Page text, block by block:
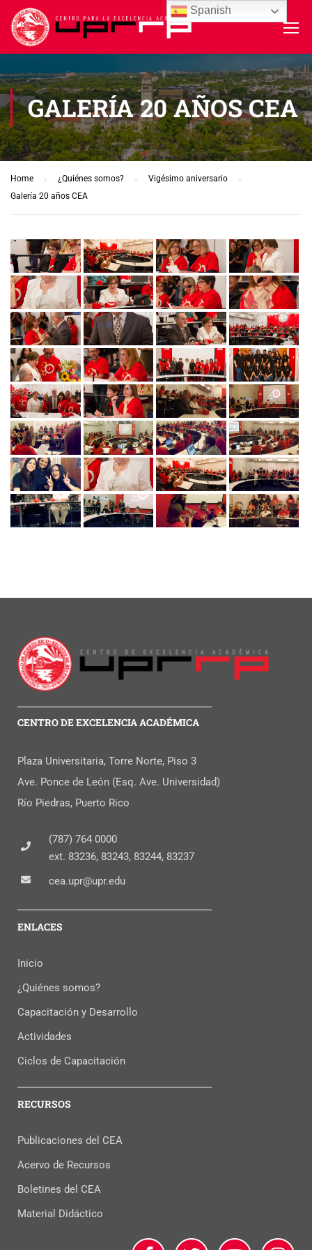
GALERÍA 20 AÑOS CEA
Home ¿Quiénes somos?
Vigésimo aniversario
Galería 20 años CEA
CENTRO DE EXCELENCIA ACADÉMICA
Plaza Universitaria, Torre Norte, Piso 3
Ave. Ponce de León (Esq. Ave. Universidad)
Río Piedras, Puerto Rico
(787) 764 0000
ext. 83236, 83243, 83244, 83237
cea.upr@upr.edu
ENLACES
Inicio
¿Quiénes somos?
Capacitación y Desarrollo
Actividades
Ciclos de Capacitación
RECURSOS
Publicaciones del CEA
Acervo de Recursos
Boletines del CEA
Material Didáctico
Spanish